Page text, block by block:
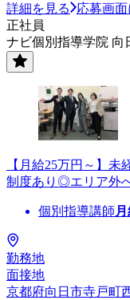
詳細を見る
応募画
正社員
ナビ個別指導学院 向
【月給25万円～】
制度あり◎エリア外
個別指導講師
勤務地
面接地
京都府向日市寺戸町